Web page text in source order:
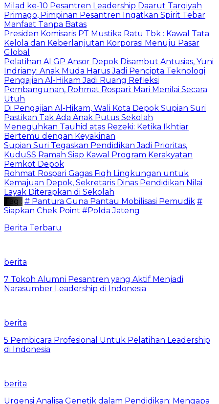
Milad ke-10 Pesantren Leadership Daarut Tarqiyah
Primago, Pimpinan Pesantren Ingatkan Spirit Tebar
Manfaat Tanpa Batas
Presiden Komisaris PT Mustika Ratu Tbk : Kawal Tata
Kelola dan Keberlanjutan Korporasi Menuju Pasar
Global
Pelatihan AI GP Ansor Depok Disambut Antusias, Yuni
Indriany: Anak Muda Harus Jadi Pencipta Teknologi
Pengajian Al-Hikam Jadi Ruang Refleksi
Pembangunan, Rohmat Rospari: Mari Menilai Secara
Utuh
Di Pengajian Al-Hikam, Wali Kota Depok Supian Suri
Pastikan Tak Ada Anak Putus Sekolah
Meneguhkan Tauhid atas Rezeki: Ketika Ikhtiar
Bertemu dengan Keyakinan
Supian Suri Tegaskan Pendidikan Jadi Prioritas,
KuduSS Ramah Siap Kawal Program Kerakyatan
Pemkot Depok
Rohmat Rospari Gagas Fiqh Lingkungan untuk
Kemajuan Depok, Sekretaris Dinas Pendidikan Nilai
Layak Diterapkan di Sekolah
Tag : # Pantura Guna Pantau Mobilisasi Pemudik #
Siapkan Chek Point #Polda Jateng
Berita Terbaru
berita
7 Tokoh Alumni Pesantren yang Aktif Menjadi
Narasumber Leadership di Indonesia
berita
5 Pembicara Profesional Untuk Pelatihan Leadership
di Indonesia
berita
Urgensi Analisa Genetik dalam Pendidikan: Mengapa